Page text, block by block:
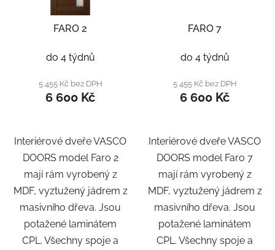
FARO 2
do 4 týdnů
5 455 Kč bez DPH
6 600 Kč
Interiérové dveře VASCO
DOORS model Faro 2
mají rám vyrobený z
MDF, vyztužený jádrem z
masivního dřeva. Jsou
potažené laminátem
CPL. Všechny spoje a
FARO 7
do 4 týdnů
5 455 Kč bez DPH
6 600 Kč
Interiérové dveře VASCO
DOORS model Faro 7
mají rám vyrobený z
MDF, vyztužený jádrem z
masivního dřeva. Jsou
potažené laminátem
CPL. Všechny spoje a